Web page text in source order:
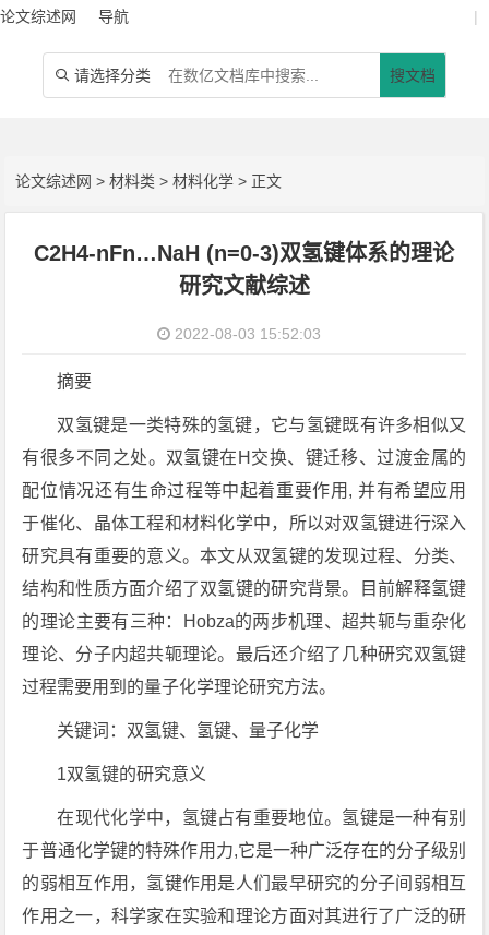
论文综述网 导航 |
 请选择分类 搜文档
论文综述网 >材料类 >材料化学 > 正文
C2H4-nFn…NaH (n=0-3)双氢键体系的理论
研究文献综述
2022-08-03 15:52:03
摘要
双氢键是一类特殊的氢键，它与氢键既有许多相似又
有很多不同之处。双氢键在H交换、键迁移、过渡金属的
配位情况还有生命过程等中起着重要作用, 并有希望应用
于催化、晶体工程和材料化学中，所以对双氢键进行深入
研究具有重要的意义。本文从双氢键的发现过程、分类、
结构和性质方面介绍了双氢键的研究背景。目前解释氢键
的理论主要有三种：Hobza的两步机理、超共轭与重杂化
理论、分子内超共轭理论。最后还介绍了几种研究双氢键
过程需要用到的量子化学理论研究方法。
关键词：双氢键、氢键、量子化学
1双氢键的研究意义
在现代化学中，氢键占有重要地位。氢键是一种有别
于普通化学键的特殊作用力,它是一种广泛存在的分子级别
的弱相互作用，氢键作用是人们最早研究的分子间弱相互
作用之一，科学家在实验和理论方面对其进行了广泛的研